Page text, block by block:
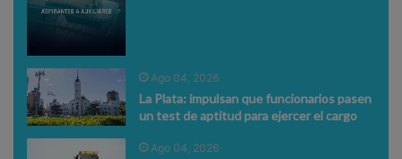
Ago 04, 2026
La Plata: impulsan que funcionarios pasen
un test de aptitud para ejercer el cargo
Ago 04, 2026